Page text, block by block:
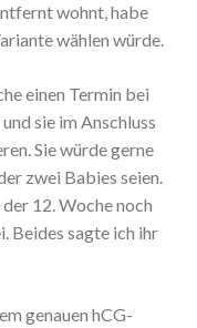
wohnt, habe
wählen würde.
einen Termin bei
sie im Anschluss
Sie würde gerne
zwei Babies seien.
12. Woche noch
Beides sagte ich ihr
genauen hCG-